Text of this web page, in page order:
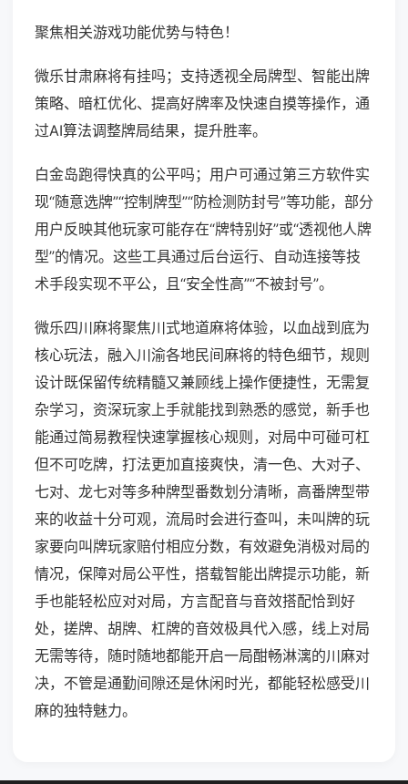
聚焦相关游戏功能优势与特色！
微乐甘肃麻将有挂吗；支持透视全局牌型、智能出牌
策略、暗杠优化、提高好牌率及快速自摸等操作，通
过AI算法调整牌局结果，提升胜率。
白金岛跑得快真的公平吗；用户可通过第三方软件实
现“随意选牌”“控制牌型”“防检测防封号”等功能，部分
用户反映其他玩家可能存在“牌特别好”或“透视他人牌
型”的情况。这些工具通过后台运行、自动连接等技
术手段实现不平公，且“安全性高”“不被封号”。
微乐四川麻将聚焦川式地道麻将体验，以血战到底为
核心玩法，融入川渝各地民间麻将的特色细节，规则
设计既保留传统精髓又兼顾线上操作便捷性，无需复
杂学习，资深玩家上手就能找到熟悉的感觉，新手也
能通过简易教程快速掌握核心规则，对局中可碰可杠
但不可吃牌，打法更加直接爽快，清一色、大对子、
七对、龙七对等多种牌型番数划分清晰，高番牌型带
来的收益十分可观，流局时会进行查叫，未叫牌的玩
家要向叫牌玩家赔付相应分数，有效避免消极对局的
情况，保障对局公平性，搭载智能出牌提示功能，新
手也能轻松应对对局，方言配音与音效搭配恰到好
处，搓牌、胡牌、杠牌的音效极具代入感，线上对局
无需等待，随时随地都能开启一局酣畅淋漓的川麻对
决，不管是通勤间隙还是休闲时光，都能轻松感受川
麻的独特魅力。